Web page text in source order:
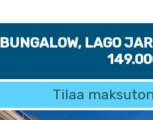
BUNGALOW, LAGO
Tilaa